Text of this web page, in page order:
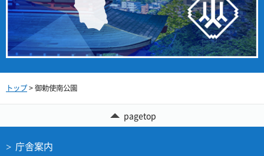
トップ> 御勅使南公園
pagetop
庁舎案内